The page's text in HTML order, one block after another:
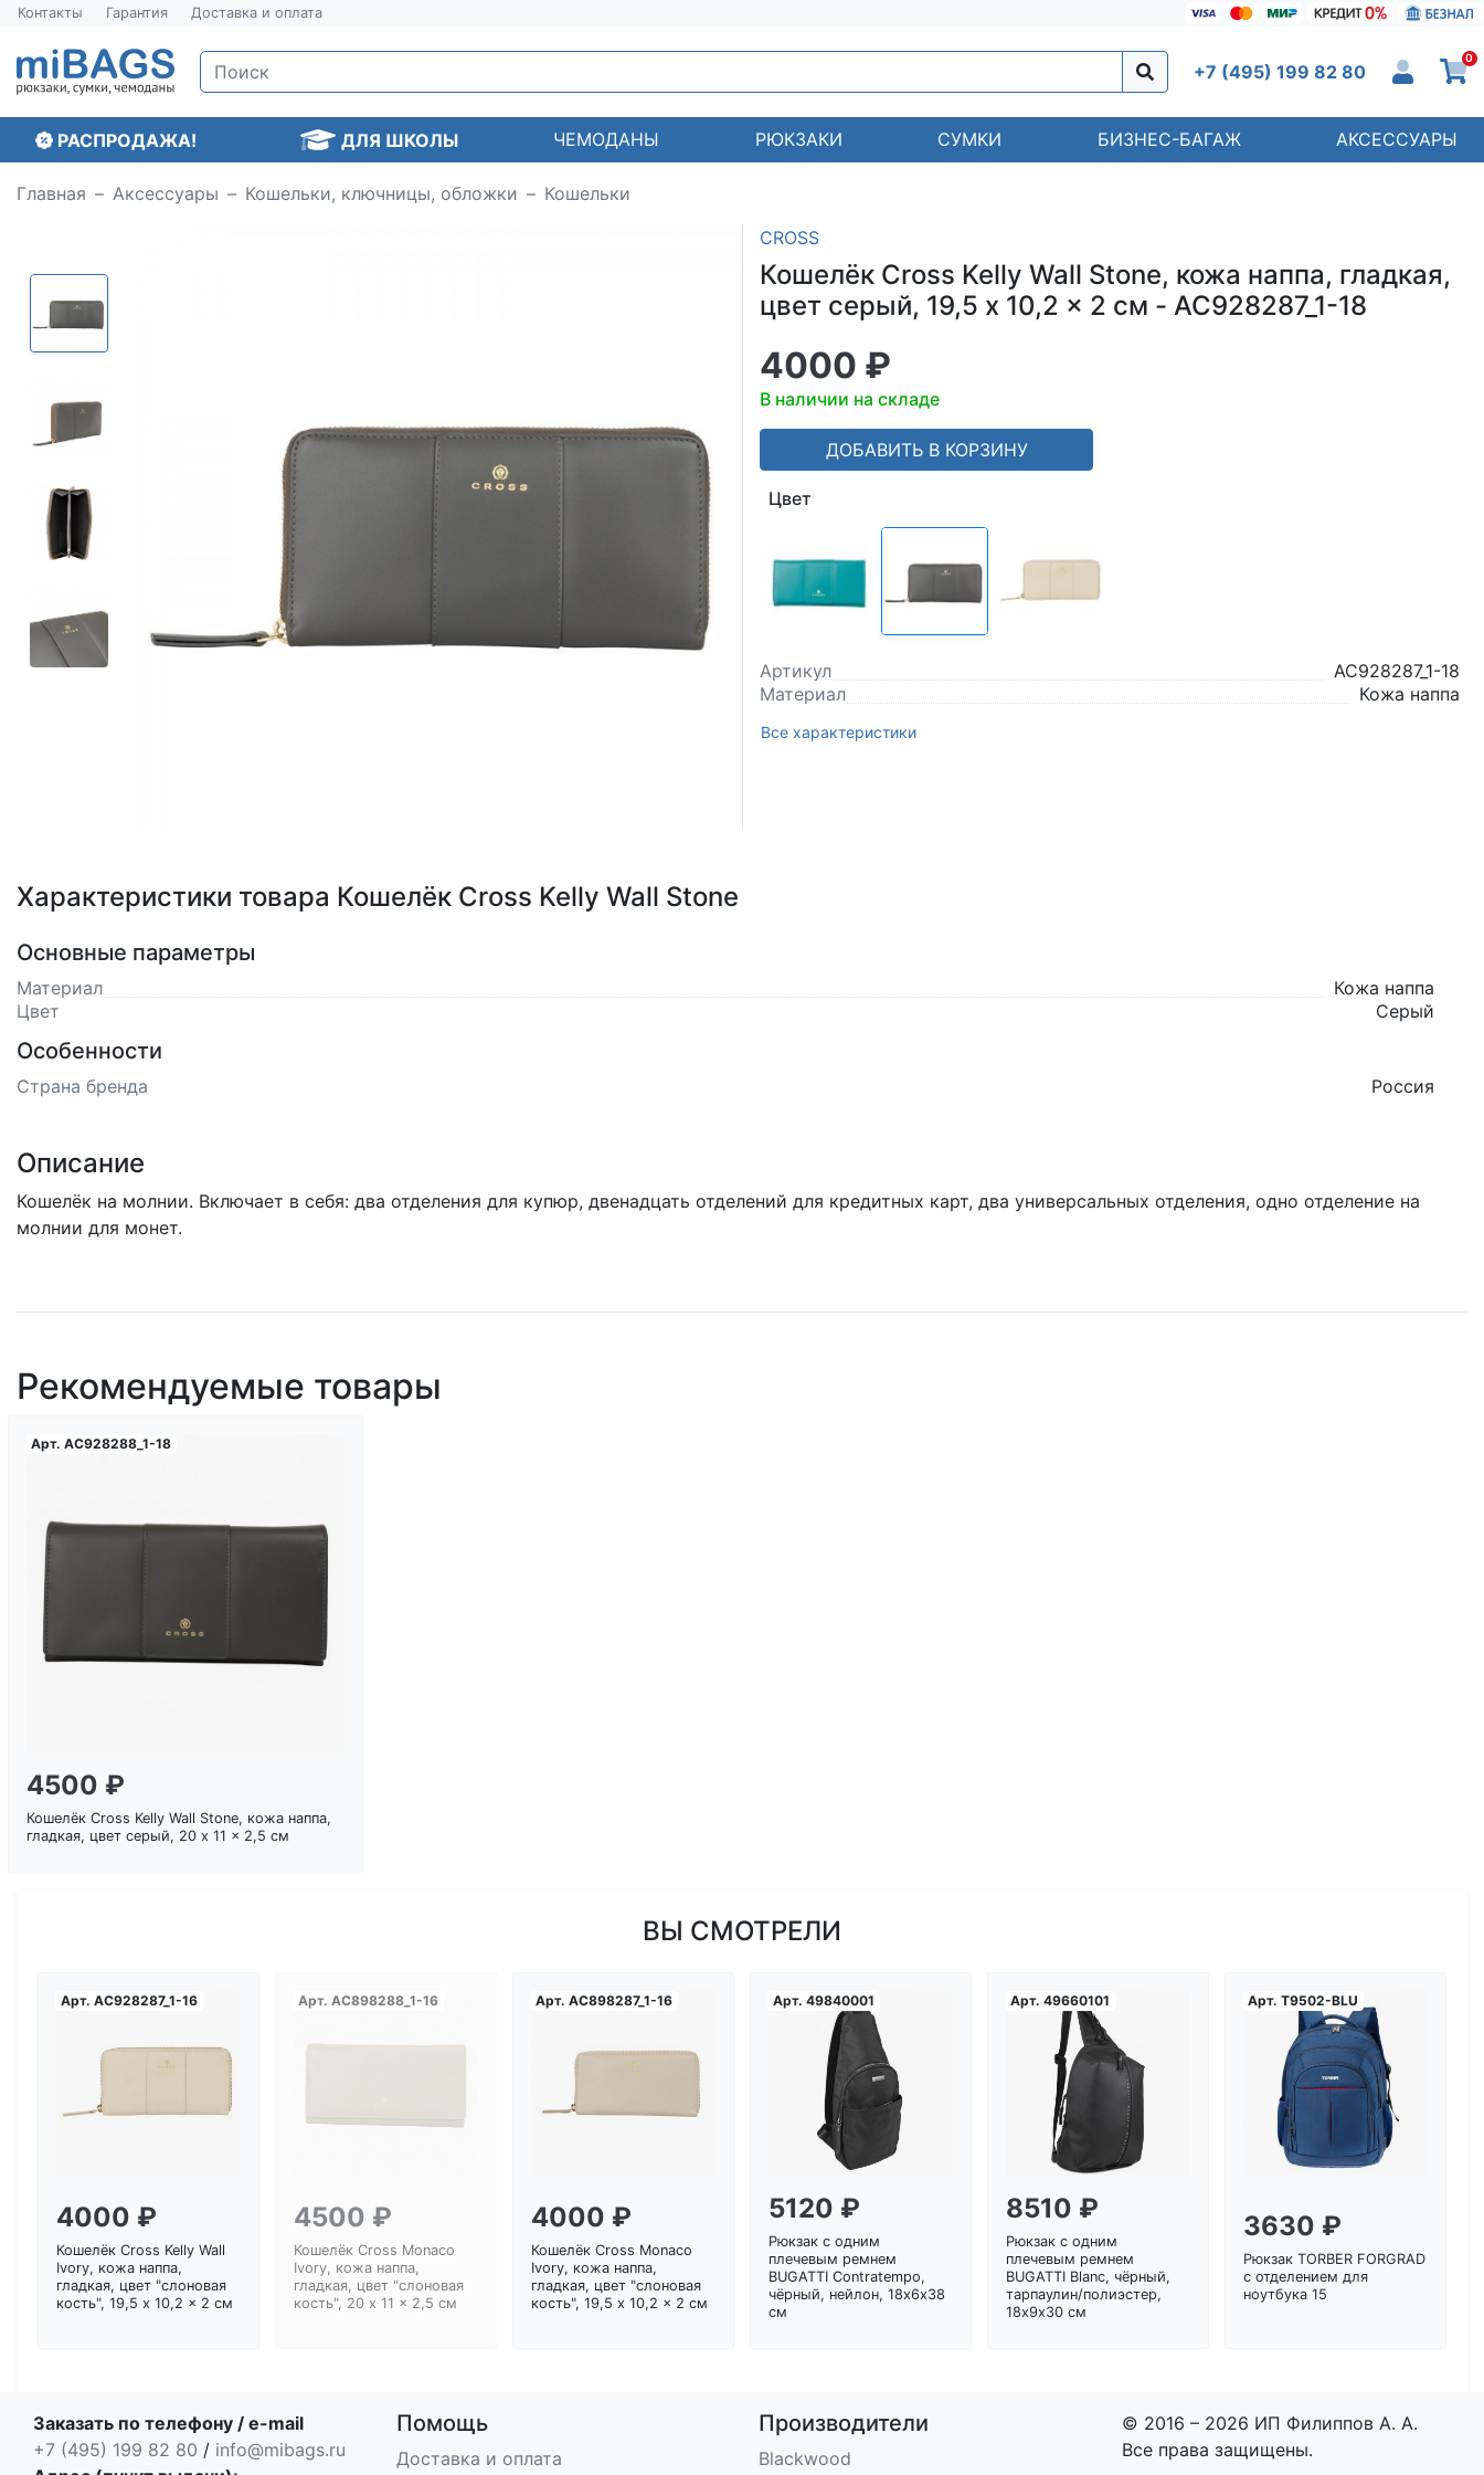
Контакты Гарантия Доставка и оплата
+7 (495) 199 82 80
0
РАСПРОДАЖА! ДЛЯ ШКОЛЫ ЧЕМОДАНЫ РЮКЗАКИ СУМКИ БИЗНЕС-БАГАЖ АКСЕССУАРЫ
Главная Аксессуары Кошельки, ключницы, обложки Кошельки
CROSS
Кошелёк Cross Kelly Wall Stone, кожа наппа, гладкая,
цвет серый, 19,5 x 10,2 x 2 см - AC928287_1-18
4000 ₽
В наличии на складе
ДОБАВИТЬ В КОРЗИНУ
Цвет
Артикул
AC928287_1-18
Материал
Кожа наппа
Все характеристики
Характеристики товара Кошелёк Cross Kelly Wall Stone
Основные параметры
Материал
Кожа наппа
Цвет
Серый
Особенности
Страна бренда Россия
Описание
Кошелёк на молнии. Включает в себя: два отделения для купюр, двенадцать отделений для кредитных карт, два универсальных отделения, одно отделение на
молнии для монет.
Рекомендуемые товары
Арт. AC928288_1-18
4500 ₽
Кошелёк Cross Kelly Wall Stone, кожа наппа,
гладкая, цвет серый, 20 x 11 x 2,5 см
ВЫ СМОТРЕЛИ
Арт. AC928287_1-16
4000 ₽
Кошелёк Cross Kelly Wall
Ivory, кожа наппа,
гладкая, цвет "слоновая
кость", 19,5 x 10,2 x 2 см
Арт. AC898288_1-16
4500 ₽
Кошелёк Cross Monaco
Ivory, кожа наппа,
гладкая, цвет "слоновая
кость", 20 x 11 x 2,5 см
Арт. AC898287_1-16
4000 ₽
Кошелёк Cross Monaco
Ivory, кожа наппа,
гладкая, цвет "слоновая
кость", 19,5 x 10,2 x 2 см
Арт. 49840001
Загрузка...
5120 ₽
Рюкзак с одним
плечевым ремнем
BUGATTI Contratempo,
чёрный, нейлон, 18х6х38
см
Арт. 49660101
Загрузка...
8510 ₽
Рюкзак с одним
плечевым ремнем
BUGATTI Blanc, чёрный,
тарпаулин/полиэстер,
18х9х30 см
Арт. T9502-BLU
Загрузка...
3630 ₽
Рюкзак TORBER FORGRAD
с отделением для
ноутбука 15
Заказать по телефону / e-mail
+7 (495) 199 82 80 / info@mibags.ru
Помощь
Доставка и оплата
Производители
Blackwood
© 2016 – 2026 ИП Филиппов А. А.
Все права защищены.